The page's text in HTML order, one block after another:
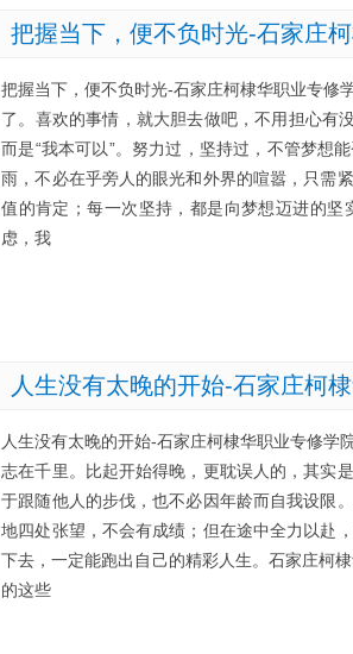
把握当下，便不负时光-石家庄
把握当下，便不负时光-石家庄柯棣华职业专
了。喜欢的事情，就大胆去做吧，不用担心有
而是“我本可以”。努力过，坚持过，不管梦想
雨，不必在乎旁人的眼光和外界的喧嚣，只需
值的肯定；每一次坚持，都是向梦想迈进的
虑，我
人生没有太晚的开始-石家庄柯
人生没有太晚的开始-石家庄柯棣华职业专修
志在千里。比起开始得晚，更耽误人的，其实
于跟随他人的步伐，也不必因年龄而自我设限
地四处张望，不会有成绩；但在途中全力以赴
下去，一定能跑出自己的精彩人生。石家庄柯
的这些